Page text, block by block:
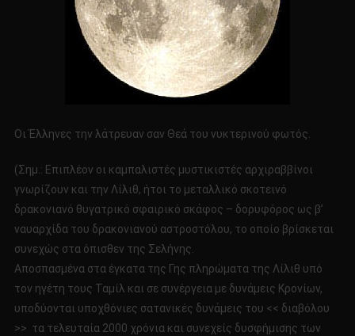
Οι Έλληνες την λάτρευαν σαν Θεά του νυκτερινού φωτός.
(Σημ.: Επιπλέον οι καμπαλιστές μυστικιστές αρχιραββίνοι
γνωρίζουν και την Λίλιθ, ήτοι το μεταλλικό σκοτεινό
δρακονιανό θυγατρικό σφαιρικό σκάφος – δορυφόρος ως β’
ναυαρχίδα του δρακονιανού αστροστόλου, το οποίο βρίσκεται
συνεχώς στα όπισθεν της Σελήνης.
Αποσπασμένα στα έγκατα της Γης πληρώματα της Λίλιθ υπό
τον ηγέτη τους Ταμίλ και σε συνέργεια με δυνάμεις Κρονίων,
υποδύονται υποχθόνιες σατανικές δυνάμεις του << διαβόλου
>> τα τελευταία 2000 χρόνια και συνεχείς δυσφήμισης των